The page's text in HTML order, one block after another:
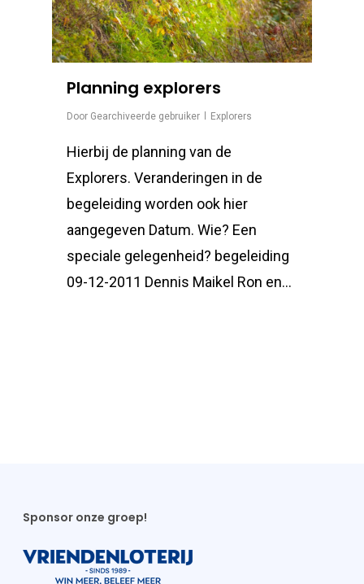
Planning explorers
Door Gearchiveerde gebruiker Explorers
Hierbij de planning van de
Explorers. Veranderingen in de
begeleiding worden ook hier
aangegeven Datum. Wie? Een
speciale gelegenheid? begeleiding
09-12-2011 Dennis Maikel Ron en…
Sponsor onze groep!